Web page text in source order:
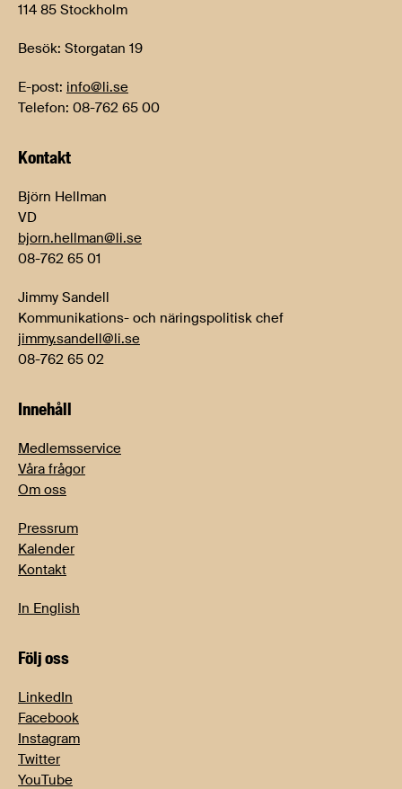
114 85 Stockholm
Besök: Storgatan 19
E-post: info@li.se
Telefon: 08-762 65 00
Kontakt
Björn Hellman
VD
bjorn.hellman@li.se
08-762 65 01
Jimmy Sandell
Kommunikations- och näringspolitisk chef
jimmy.sandell@li.se
08-762 65 02
Innehåll
Medlemsservice
Våra frågor
Om oss
Pressrum
Kalender
Kontakt
In English
Följ oss
LinkedIn
Facebook
Instagram
Twitter
YouTube